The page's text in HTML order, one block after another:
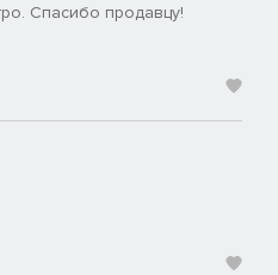
Спасибо продавцу!